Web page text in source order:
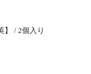
/ 2個入り